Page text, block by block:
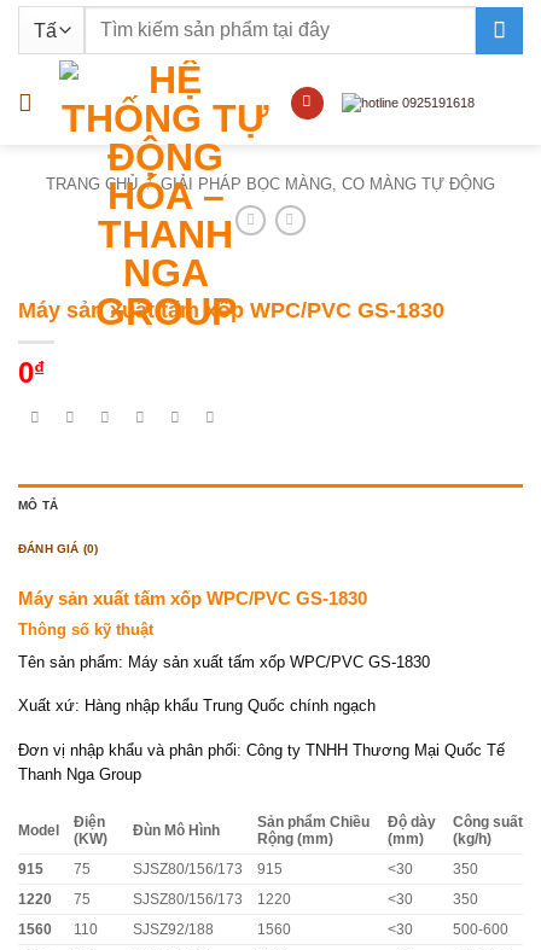
nội
Tìm
TRANG CHỦ / GIẢI PHÁP BỌC MÀNG, CO MÀNG TỰ ĐỘNG
Máy sản xuất tấm xốp WPC/PVC GS-1830
0₫
MÔ TẢ
ĐÁNH GIÁ (0)
Máy sản xuất tấm xốp WPC/PVC GS-1830
Thông số kỹ thuật
Tên sản phẩm: Máy sản xuất tấm xốp WPC/PVC GS-1830
Xuất xứ: Hàng nhập khẩu Trung Quốc chính ngạch
Đơn vị nhập khẩu và phân phối: Công ty TNHH Thương Mại Quốc Tế
Thanh Nga Group
Model
Điện
(KW)
Đùn Mô Hình
Sản phẩm Chiều
Rộng (mm)
Độ dày
(mm)
Công suất
(kg/h)
915 75 SJSZ80/156/173 915 <30 350
1220 75 SJSZ80/156/173 1220 <30 350
1560 110 SJSZ92/188 1560 <30 500-600